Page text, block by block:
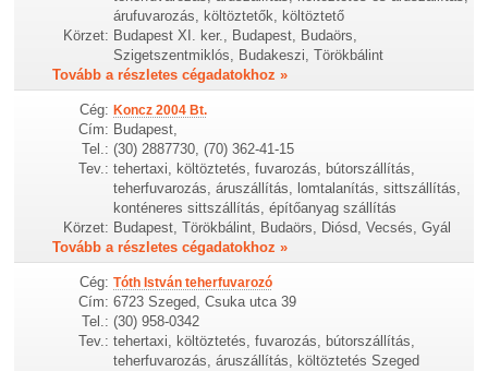
árufuvarozás, költöztetők, költöztető
Körzet: Budapest XI. ker., Budapest, Budaörs,
Szigetszentmiklós, Budakeszi, Törökbálint
Tovább a részletes cégadatokhoz »
Cég: Koncz 2004 Bt.
Cím: Budapest,
Tel.: (30) 2887730, (70) 362-41-15
Tev.: tehertaxi, költöztetés, fuvarozás, bútorszállítás,
teherfuvarozás, áruszállítás, lomtalanítás, sittszállítás,
konténeres sittszállítás, építőanyag szállítás
Körzet: Budapest, Törökbálint, Budaörs, Diósd, Vecsés, Gyál
Tovább a részletes cégadatokhoz »
Cég: Tóth István teherfuvarozó
Cím: 6723 Szeged, Csuka utca 39
Tel.: (30) 958-0342
Tev.: tehertaxi, költöztetés, fuvarozás, bútorszállítás,
teherfuvarozás, áruszállítás, költöztetés Szeged